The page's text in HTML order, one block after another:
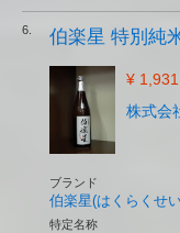
6. 伯楽星 特別純
¥ 1,931
株式会
ブランド
伯楽星(はくらくせ
特定名称